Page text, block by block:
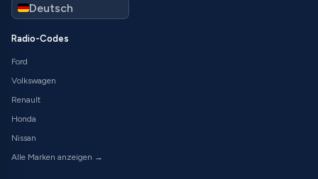
Radio-Codes
Ford
Volkswagen
Renault
Honda
Nissan
Alle Marken anzeigen →